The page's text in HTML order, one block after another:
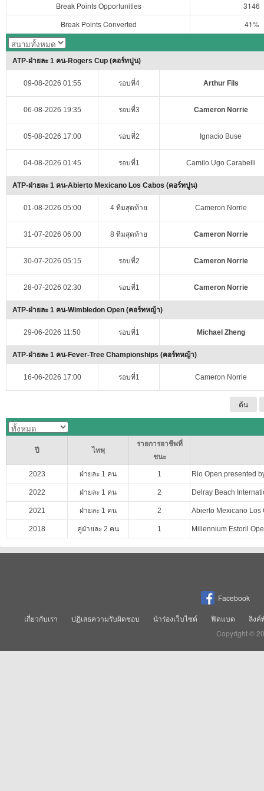
Break Points Opportunities
3146
Break Points Converted
41%
ATP-ฝ่ายละ 1 คน-Rogers Cup (คอร์ทปูน)
09-08-2026 01:55 รอบที่4 Arthur Fils
06-08-2026 19:35 รอบที่3 Cameron Norrie
05-08-2026 17:00 รอบที่2 Ignacio Buse
04-08-2026 01:45 รอบที่1 Camilo Ugo Carabelli
ATP-ฝ่ายละ 1 คน-Abierto Mexicano Los Cabos (คอร์ทปูน)
01-08-2026 05:00 4 ทีมสุดท้าย Cameron Norrie
31-07-2026 06:00 8 ทีมสุดท้าย Cameron Norrie
30-07-2026 05:15 รอบที่2 Cameron Norrie
28-07-2026 02:30 รอบที่1 Cameron Norrie
ATP-ฝ่ายละ 1 คน-Wimbledon Open (คอร์ทหญ้า)
29-06-2026 11:50 รอบที่1 Michael Zheng
ATP-ฝ่ายละ 1 คน-Fever-Tree Championships (คอร์ทหญ้า)
16-06-2026 17:00 รอบที่1 Cameron Norrie
ต้น
ปี ไทพฺ
รายการอาชีพที่
ชนะ
2023 ฝ่ายละ 1 คน 1 Rio Open presented
2022 ฝ่ายละ 1 คน 2 Delray Beach
2021 ฝ่ายละ 1 คน 2 Abierto Mexicano Los
2018 คู่ฝ่ายละ 2 คน 1 Millennium Estoril
Facebook
เกี่ยวกับเรา ปฏิเสธความรับผิดชอบ นำร่องเว็บไซต์ ฟิดแบด
ลิงค์
Copyright ©